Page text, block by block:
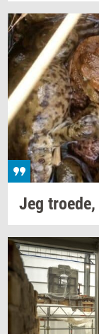
Jeg tro­e­de,